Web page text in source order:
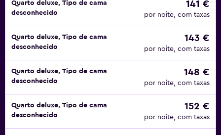
Quarto deluxe, Tipo de cama
desconhecido
141 €
por noite, com taxas
Quarto deluxe, Tipo de cama
desconhecido
143 €
por noite, com taxas
Quarto deluxe, Tipo de cama
desconhecido
148 €
por noite, com taxas
Quarto deluxe, Tipo de cama
desconhecido
152 €
por noite, com taxas